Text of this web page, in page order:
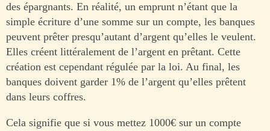
des épargnants. En réalité, un emprunt n’étant que la
simple écriture d’une somme sur un compte, les banques
peuvent prêter presqu’autant d’argent qu’elles le veulent.
Elles créent littéralement de l’argent en prêtant. Cette
création est cependant régulée par la loi. Au final, les
banques doivent garder 1% de l’argent qu’elles prêtent
dans leurs coffres.
Cela signifie que si vous mettez 1000€ sur un compte